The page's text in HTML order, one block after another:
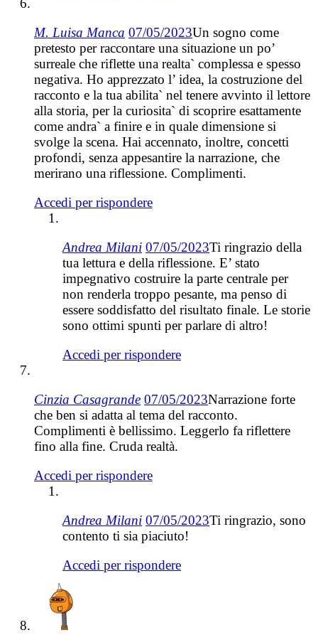
M. Luisa Manca 07/05/2023Un sogno come
pretesto per raccontare una situazione un po’
surreale che riflette una realta` complessa e spesso
negativa. Ho apprezzato l’ idea, la costruzione del
racconto e la tua abilita` nel tenere avvinto il lettore
alla storia, per la curiosita` di scoprire esattamente
come andra` a finire e in quale dimensione si
svolge la scena. Hai accennato, inoltre, concetti
profondi, senza appesantire la narrazione, che
merirano una riflessione. Complimenti.
Accedi per rispondere
Andrea Milani 07/05/2023Ti ringrazio della
tua lettura e della riflessione. E’ stato
impegnativo costruire la parte centrale per
non renderla troppo pesante, ma penso di
essere soddisfatto del risultato finale. Le storie
sono ottimi spunti per parlare di altro!
Accedi per rispondere
Cinzia Casagrande 07/05/2023Narrazione forte
che ben si adatta al tema del racconto.
Complimenti è bellissimo. Leggerlo fa riflettere
fino alla fine. Cruda realtà.
Accedi per rispondere
Andrea Milani 07/05/2023Ti ringrazio, sono
contento ti sia piaciuto!
Accedi per rispondere